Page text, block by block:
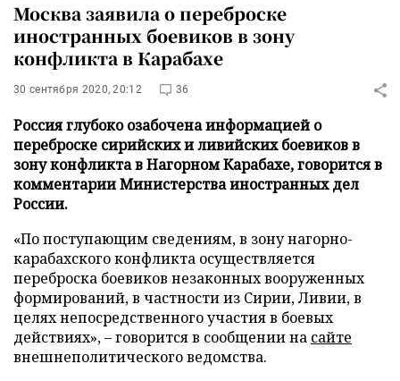
Москва заявила о переброске
иностранных боевиков в зону
конфликта в Карабахе
30 сентября 2020, 20:12 36
Россия глубоко озабочена информацией о
переброске сирийских и ливийских боевиков в
зону конфликта в Нагорном Карабахе, говорится в
комментарии Министерства иностранных дел
России.
«По поступающим сведениям, в зону нагорно-
карабахского конфликта осуществляется
переброска боевиков незаконных вооруженных
формирований, в частности из Сирии, Ливии, в
целях непосредственного участия в боевых
действиях», – говорится в сообщении на сайте
внешнеполитического ведомства.